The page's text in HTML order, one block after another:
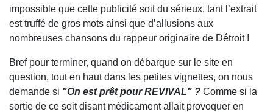
impossible que cette publicité soit du sérieux, tant l’extrait
est truffé de gros mots ainsi que d’allusions aux
nombreuses chansons du rappeur originaire de Détroit !
Bref pour terminer, quand on débarque sur le site en
question, tout en haut dans les petites vignettes, on nous
demande si "On est prêt pour REVIVAL" ? Comme si la
sortie de ce soit disant médicament allait provoquer en